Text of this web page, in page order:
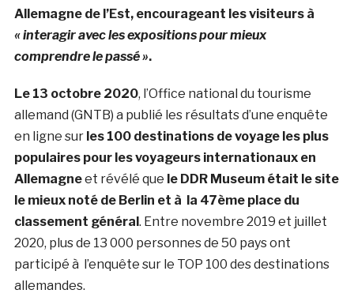
Allemagne de l’Est, encourageant les visiteurs à
« interagir avec les expositions pour mieux
comprendre le passé ».
Le 13 octobre 2020, l’Office national du tourisme
allemand (GNTB) a publié les résultats d’une enquête
en ligne sur les 100 destinations de voyage les plus
populaires pour les voyageurs internationaux en
Allemagneet révélé que le DDR Museum était le site
le mieux noté de Berlin et à la 47ème place du
classement général. Entre novembre 2019 et juillet
2020, plus de 13 000 personnes de 50 pays ont
participé à l’enquête sur le TOP 100 des destinations
allemandes.